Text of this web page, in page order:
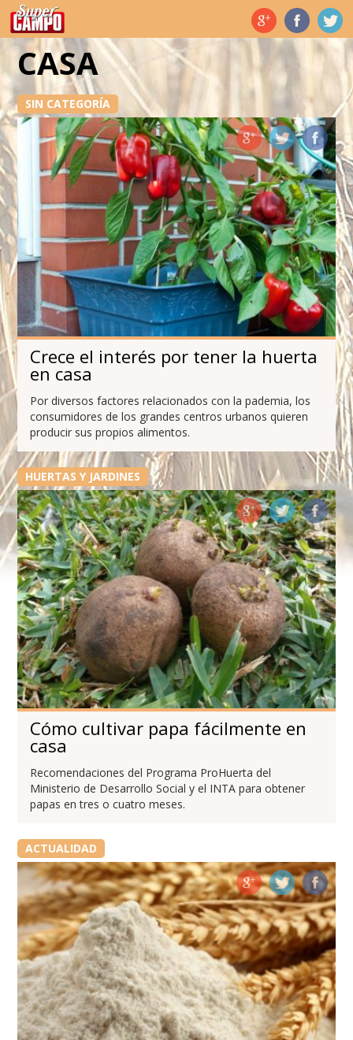
Temas de hoy
CASA
SIN CATEGORÍA
Crece el interés por tener la huerta
en casa
Por diversos factores relacionados con la pademia, los
consumidores de los grandes centros urbanos quieren
producir sus propios alimentos.
HUERTAS Y JARDINES
Cómo cultivar papa fácilmente en
casa
Recomendaciones del Programa ProHuerta del
Ministerio de Desarrollo Social y el INTA para obtener
papas en tres o cuatro meses.
ACTUALIDAD